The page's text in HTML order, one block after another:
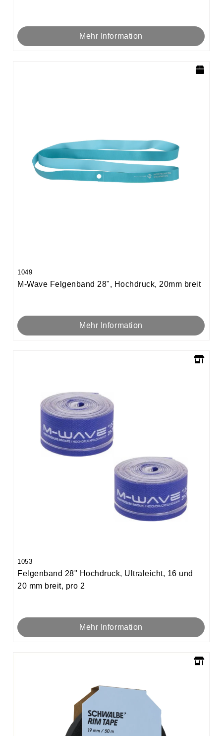
Mehr Information
1049
M-Wave Felgenband 28", Hochdruck, 20mm breit
Mehr Information
1053
Felgenband 28" Hochdruck, Ultraleicht, 16 und
20 mm breit, pro 2
Mehr Information